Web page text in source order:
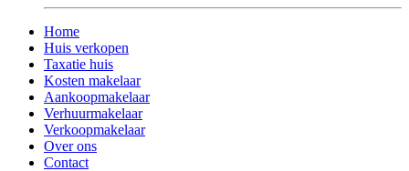
Home
Huis verkopen
Taxatie huis
Kosten makelaar
Aankoopmakelaar
Verhuurmakelaar
Verkoopmakelaar
Over ons
Contact